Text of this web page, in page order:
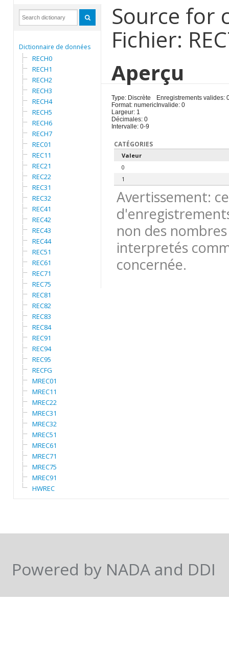
Dictionnaire de données
RECH0
RECH1
RECH2
RECH3
RECH4
RECH5
RECH6
RECH7
REC01
REC11
REC21
REC22
REC31
REC32
REC41
REC42
REC43
REC44
REC51
REC61
REC71
REC75
REC81
REC82
REC83
REC84
REC91
REC94
REC95
RECFG
MREC01
MREC11
MREC22
MREC31
MREC32
MREC51
MREC61
MREC71
MREC75
MREC91
HWREC
Source for
Fichier:
Aperçu
Type: Discrète
Format: numeric
Largeur: 1
Décimales: 0
Intervalle: 0-9
Enregistrements valides:
Invalide: 0
CATÉGORIES
Valeur
0
1
Avertissement:
non des
interpretés
concernée.
Powered by NADA and DDI